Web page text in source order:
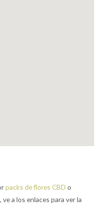
packs de flores CBD o
, ve a los enlaces para ver la